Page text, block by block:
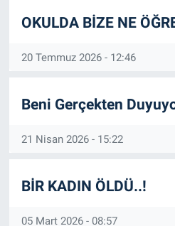
OKULDA BİZE NE
20 Temmuz 2026 - 12:46
Beni Gerçekten
21 Nisan 2026 - 15:22
BİR KADIN ÖLDÜ..!
05 Mart 2026 - 08:57